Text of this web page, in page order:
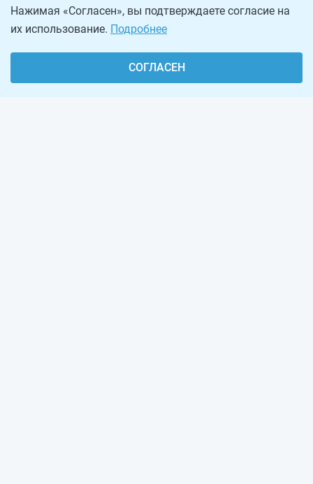
Нажимая «Согласен», вы подтверждаете согласие на
их использование. Подробнее
СОГЛАСЕН